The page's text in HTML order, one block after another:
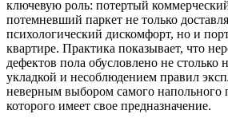
ключевую роль: потертый
потемневший паркет не только
психологический дискомфорт, но и
квартире. Практика показывает, что
дефектов пола обусловлено не столько
укладкой и несоблюдением правил
неверным выбором самого
которого имеет свое предназначение.